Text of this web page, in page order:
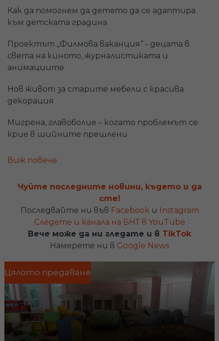
Как да помогнем да детето да се адаптира
към детската градина
Проектът „Филмова ваканция“ - децата в
света на киното, журналистиката и
анимациите
Нов живот за старите мебели с красива
декорация
Мигрена, главоболие – когато проблемът се
крие в шийните прешлени
Световният ден на доброволния и
„Гласовете на София“ или какво представлява
Яна Янчева - специалният музикален гост
часа по БНТ1!
Виж повече
Чуйте последните новини, където и да
сте!
Последвайте ни във Facebookи Instagram
Следете и канала на БНТ в YouTube
Вече може да ни гледате и в TikTok
Намерете ни в Google News
Цялото предаване